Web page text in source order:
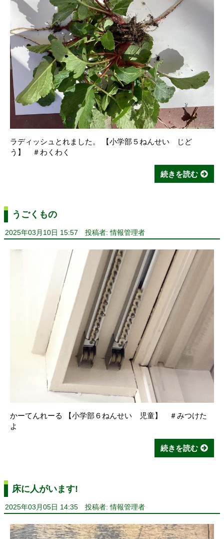
ラディッシュとれました。 【小学部５ねんせい じど
う】 ＃わくわく
続きを読む
うごくもの
2025年03月10日 15:57 投稿者: 情報管理者
かーてんれーる 【小学部６ねんせい 児童】 ＃みつけた
よ
続きを読む
床に人がいます!
2025年03月05日 14:35 投稿者: 情報管理者